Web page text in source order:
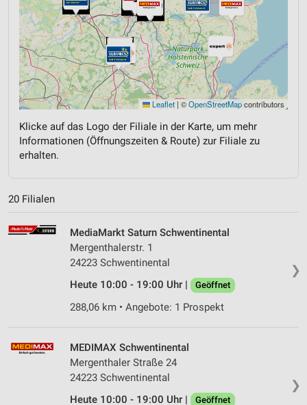
Leaflet | ©OpenStreetMapcontributors
Klicke auf das Logo der Filiale in der Karte, um mehr
Informationen (Öffnungszeiten & Route) zur Filiale zu
erhalten.
20 Filialen
❯
MediaMarkt Saturn Schwentinental
Mergenthalerstr. 1
24223 Schwentinental
Heute 10:00 - 19:00 Uhr |
Geöffnet
288,06 km • Angebote: 1 Prospekt
❯
MEDIMAX Schwentinental
Mergenthaler Straße 24
24223 Schwentinental
Heute 10:00 - 19:00 Uhr |
Geöffnet